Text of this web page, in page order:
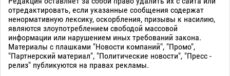
отредактировать, если указанные сообщения содержат
ненормативную лексику, оскорбления, призывы к насилию,
являются злоупотреблением свободой массовой
информации или нарушением иных требований закона.
Материалы с плашками "Новости компаний", "Промо",
"Партнерский материал", "Политические новости", "Пресс -
релиз" публикуются на правах рекламы.